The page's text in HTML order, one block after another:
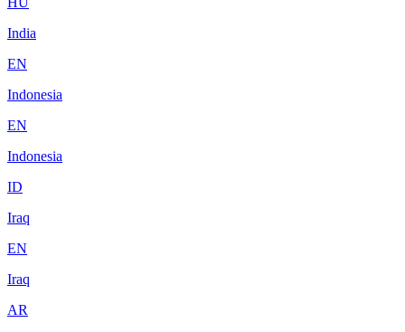
India
EN
Indonesia
EN
Indonesia
ID
Iraq
EN
Iraq
AR